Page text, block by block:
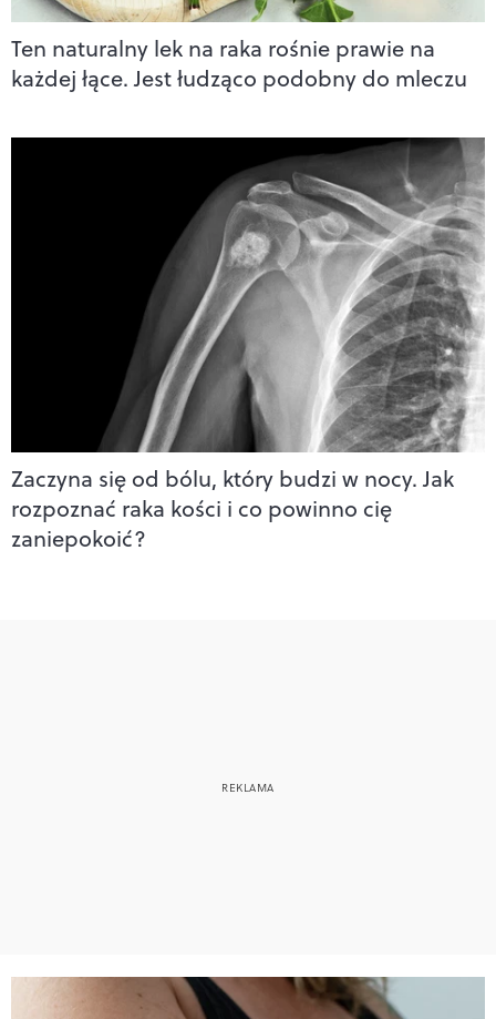
Ten naturalny lek na raka rośnie prawie na
każdej łące. Jest łudząco podobny do mleczu
Zaczyna się od bólu, który budzi w nocy. Jak
rozpoznać raka kości i co powinno cię
zaniepokoić?